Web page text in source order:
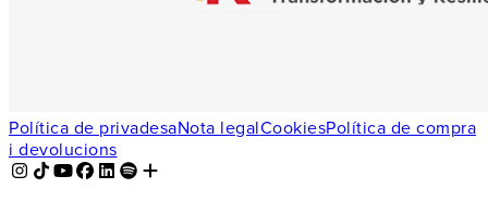
Política de privadesaNota legalCookiesPolítica de compra
i devolucions